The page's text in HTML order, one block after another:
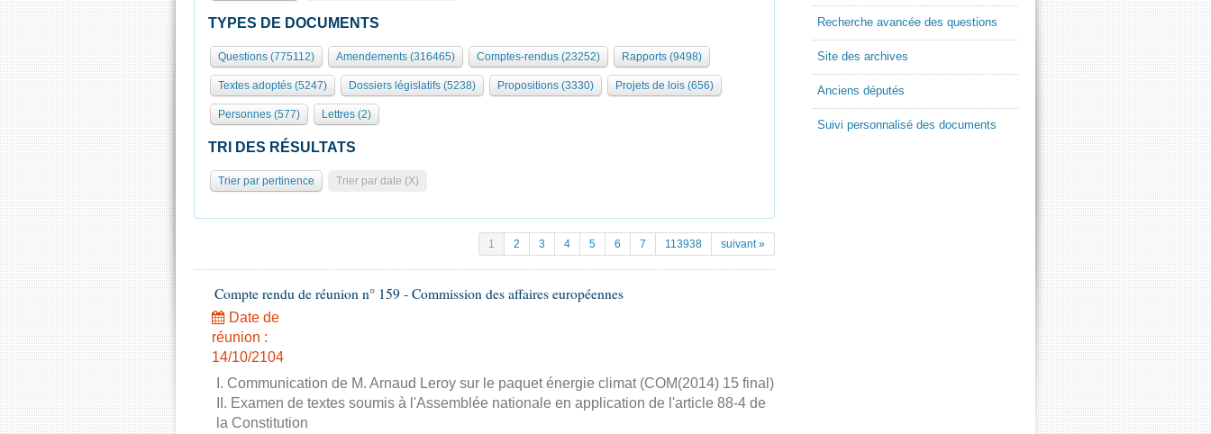
TYPES DE DOCUMENTS
Questions (775112) Amendements (316465) Comptes-rendus (23252) Rapports (9498)
Textes adoptés (5247) Dossiers législatifs (5238) Propositions (3330) Projets de lois (656)
Personnes (577) Lettres (2)
TRI DES RÉSULTATS
Trier par pertinence Trier par date (X)
1 2 3 4 5 6 7 113938 suivant »
Compte rendu de réunion n° 159 - Commission des affaires européennes
Date de
réunion :
14/10/2104
I. Communication de M. Arnaud Leroy sur le paquet énergie climat (COM(2014) 15 final)
II. Examen de textes soumis à l'Assemblée nationale en application de l'article 88-4 de
la Constitution
Recherche avancée des questions
Site des archives
Anciens députés
Suivi personnalisé des documents